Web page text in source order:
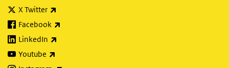
X Twitter
Facebook
LinkedIn
Youtube